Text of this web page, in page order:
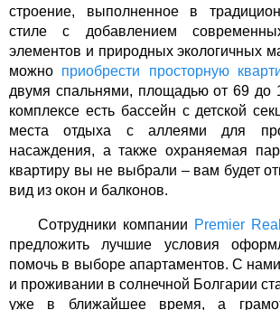
строение, выполненное в
стиле с добавлением
элементов и природных экологичных
можно приобрести просторную
двумя спальнями, площадью от 69 до
комплексе есть бассейн с детской
места отдыха с аллеями для
насаждения, а также охраняемая
квартиру вы не выбрали – вам будет
вид из окон и балконов.
Сотрудники компании Premier
предложить лучшие условия
помочь в выборе апартаментов. С
и проживании в солнечной Болгарии
уже в ближайшее время, а